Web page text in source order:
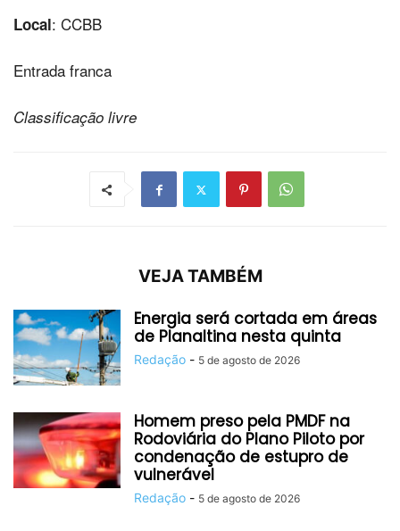
Local: CCBB
Entrada franca
Classificação livre
VEJA TAMBÉM
Energia será cortada em áreas
de Planaltina nesta quinta
Redação - 5 de agosto de 2026
Homem preso pela PMDF na
Rodoviária do Plano Piloto por
condenação de estupro de
vulnerável
Redação - 5 de agosto de 2026